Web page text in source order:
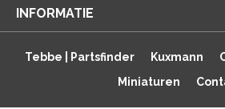
INFORMATIE
Tebbe | Partsfinder Kuxmann
Miniaturen